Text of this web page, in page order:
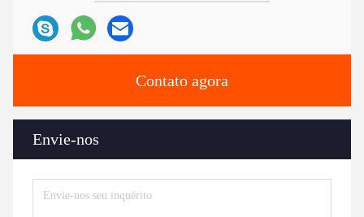
Contato agora
Envie-nos